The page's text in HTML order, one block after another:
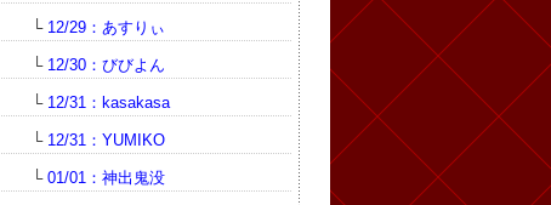
└ 12/29：あすりぃ
└ 12/30：びびよん
└ 12/31：kasakasa
└ 12/31：YUMIKO
└ 01/01：神出鬼没